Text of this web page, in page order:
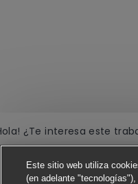
¿Te interesa este
Me interesa
Este sitio web utiliza
(en adelante